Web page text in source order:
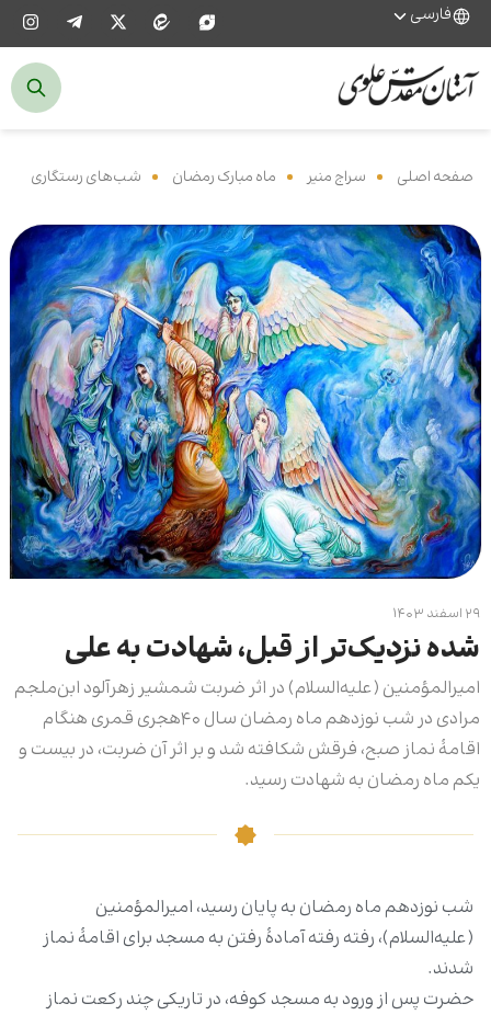
فارسی
صفحه اصلی سراج منیر ماه مبارک رمضان شب‌های رستگاری
۲۹ اسفند ۱۴۰۳
شده نزدیک‌تر از قبل، شهادت به علی
امیرالمؤمنین (علیه‌السلام) در اثر ضربت شمشیر زهرآلود ابن‌ملجم
مرادی در شب نوزدهم ماه رمضان سال ۴۰هجری قمری هنگام
اقامۀ نماز صبح، فرقش شکافته شد و بر اثر آن ضربت، در بیست و
یکم ماه رمضان به شهادت رسید.
شب نوزدهم ماه رمضان به پایان رسید، امیرالمؤمنین
(علیه‌السلام)، رفته رفته آمادۀ رفتن به مسجد برای اقامۀ نماز
شدند.
حضرت پس از ورود به مسجد کوفه، در تاریکی چند رکعت نماز